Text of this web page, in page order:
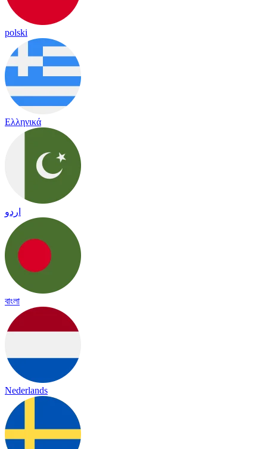
polski
Ελληνικά
اردو
বাংলা
Nederlands